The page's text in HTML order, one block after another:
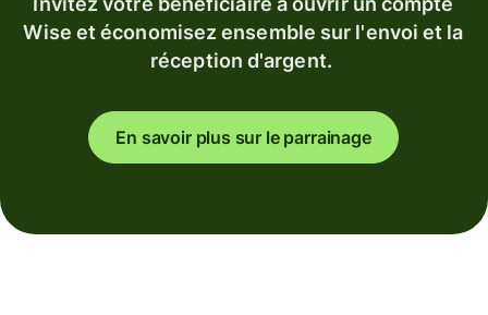
Wise et économisez ensemble sur l'envoi et la
réception d'argent.
En savoir plus sur le parrainage